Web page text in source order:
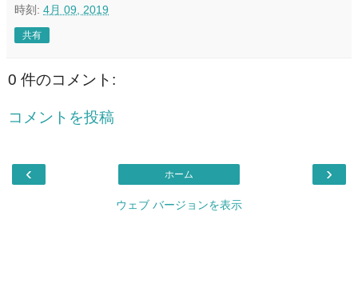
時刻: 4月 09, 2019
共有
0 件のコメント:
コメントを投稿
‹ ›
ホーム
ウェブ バージョンを表示